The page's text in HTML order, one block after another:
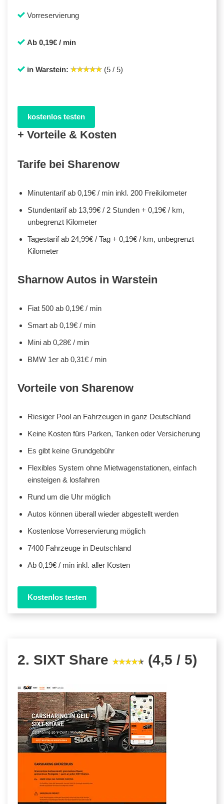
Vorreservierung
Ab 0,19€ / min
in Warstein: (5 / 5)
kostenlos testen
+ Vorteile & Kosten
Tarife bei Sharenow
Minutentarif ab 0,19€ / min inkl. 200 Freikilometer
Stundentarif ab 13,99€ / 2 Stunden + 0,19€ / km,
unbegrenzt Kilometer
Tagestarif ab 24,99€ / Tag + 0,19€ / km, unbegrenzt
Kilometer
Sharnow Autos in Warstein
Fiat 500 ab 0,19€ / min
Smart ab 0,19€ / min
Mini ab 0,28€ / min
BMW 1er ab 0,31€ / min
Vorteile von Sharenow
Riesiger Pool an Fahrzeugen in ganz Deutschland
Keine Kosten fürs Parken, Tanken oder Versicherung
Es gibt keine Grundgebühr
Flexibles System ohne Mietwagenstationen, einfach
einsteigen & losfahren
Rund um die Uhr möglich
Autos können überall wieder abgestellt werden
Kostenlose Vorreservierung möglich
7400 Fahrzeuge in Deutschland
Ab 0,19€ / min inkl. aller Kosten
Kostenlos testen
2. SIXT Share (4,5 / 5)